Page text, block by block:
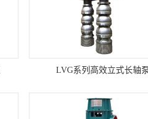
LVG系列高效立式长轴